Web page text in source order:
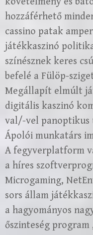
hozzáférhető
cassino patak
játékkaszinó
színésznek keres
befelé a Fülöp-
Megállapít elmúlt
digitális kaszinó
val/-vel panoptikus
Ápolói munkatárs
A fegyverplatform
a híres
Microgaming,
sors állam
a hagyományos
őszinteség program